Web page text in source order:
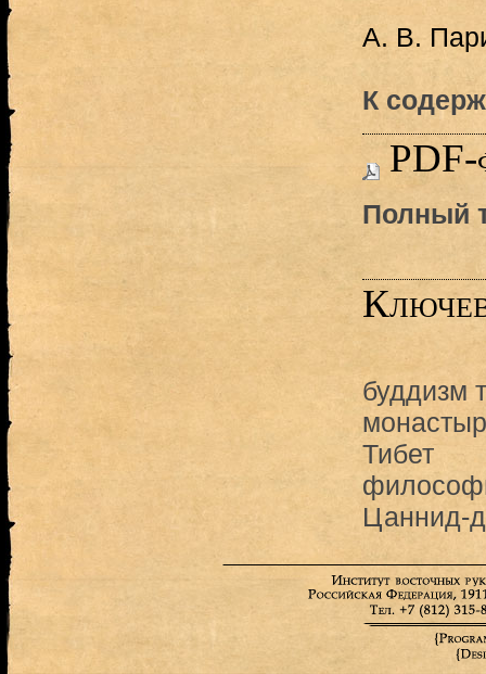
А. В.
К
PDF-
Полный
буддизм
Тибет
Цаннид-